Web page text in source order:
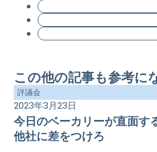
この他の記事も参考に
評議会
2023年3月23日
今日のベーカリーが直面す
他社に差をつけろ